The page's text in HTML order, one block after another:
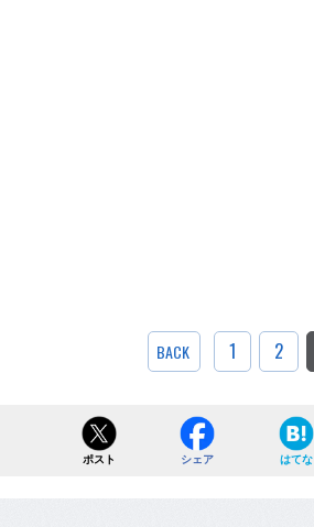
BACK 1 2
ポスト シェア はてな